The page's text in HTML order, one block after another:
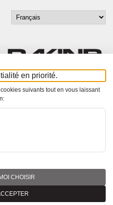
© Bucher+Walt 2011-2026
- Informations non contractuelles
hsolutions.ch
en priorité.
suivants tout en vous laissant
CHOISIR